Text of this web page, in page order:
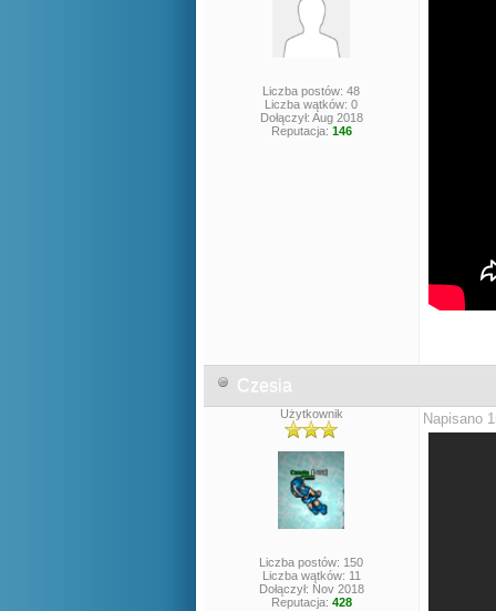
Liczba postów: 48
Liczba wątków: 0
Dołączył: Aug 2018
Reputacja: 146
Czesia
Użytkownik
Liczba postów: 150
Liczba wątków: 11
Dołączył: Nov 2018
Reputacja: 428
Napisano